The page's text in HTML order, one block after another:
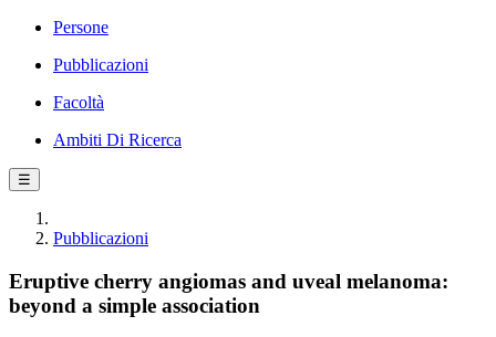
Persone
Pubblicazioni
Facoltà
Ambiti Di Ricerca
☰
Pubblicazioni
Eruptive cherry angiomas and uveal melanoma:
beyond a simple association